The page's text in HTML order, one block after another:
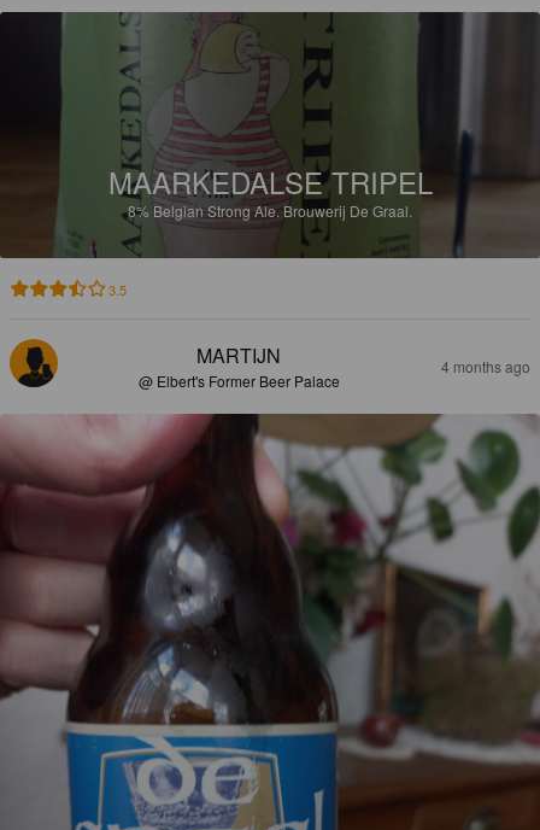
MAARKEDALSE TRIPEL
8% Belgian Strong Ale. Brouwerij De Graal.
3.5
MARTIJN
@ Elbert's Former Beer Palace
4 months ago